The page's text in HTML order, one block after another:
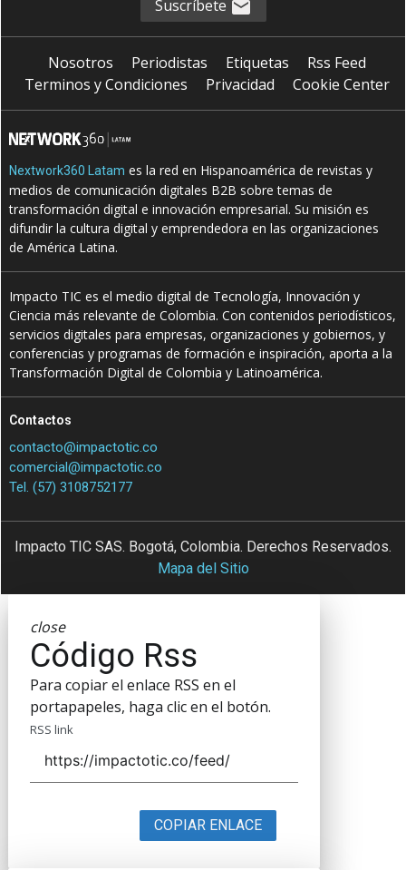
Suscríbete
Nosotros Periodistas Etiquetas
Rss Feed
Terminos y Condiciones
Privacidad Cookie Center
Nextwork360 Latam es la red en Hispanoamérica de revistas y
medios de comunicación digitales B2B sobre temas de
transformación digital e innovación empresarial. Su misión es
difundir la cultura digital y emprendedora en las organizaciones
de América Latina.
Impacto TIC es el medio digital de Tecnología, Innovación y
Ciencia más relevante de Colombia. Con contenidos periodísticos,
servicios digitales para empresas, organizaciones y gobiernos, y
conferencias y programas de formación e inspiración, aporta a la
Transformación Digital de Colombia y Latinoamérica.
Contactos
contacto@impactotic.co
comercial@impactotic.co
Tel. (57) 3108752177
Impacto TIC SAS. Bogotá, Colombia. Derechos Reservados.
Mapa del Sitio
close
Código Rss
Para copiar el enlace RSS en el
portapapeles, haga clic en el botón.
RSS link
COPIAR ENLACE